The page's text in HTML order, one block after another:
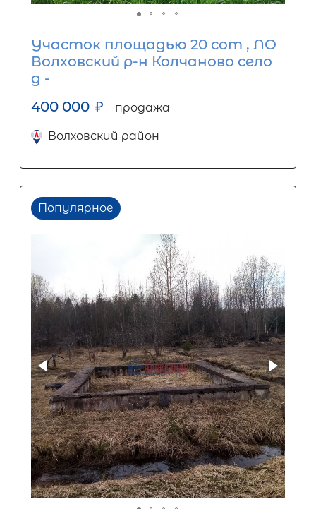
Участок площадью 20 сот , ЛО
Волховский р-н Колчаново село
д -
400 000 ₽ продажа
Волховский район
Популярное